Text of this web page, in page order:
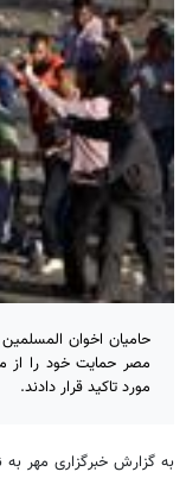
حامیان اخوان
مصر حمایت خود را از
مورد تاکید قرار دادند.
به گزارش خبرگزاری مهر به